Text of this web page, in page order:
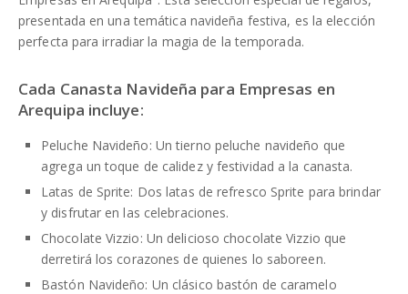
presentada en una temática navideña festiva, es la elección
perfecta para irradiar la magia de la temporada.
Cada Canasta Navideña para Empresas en
Arequipa incluye:
Peluche Navideño: Un tierno peluche navideño que
agrega un toque de calidez y festividad a la canasta.
Latas de Sprite: Dos latas de refresco Sprite para brindar
y disfrutar en las celebraciones.
Chocolate Vizzio: Un delicioso chocolate Vizzio que
derretirá los corazones de quienes lo saboreen.
Bastón Navideño: Un clásico bastón de caramelo